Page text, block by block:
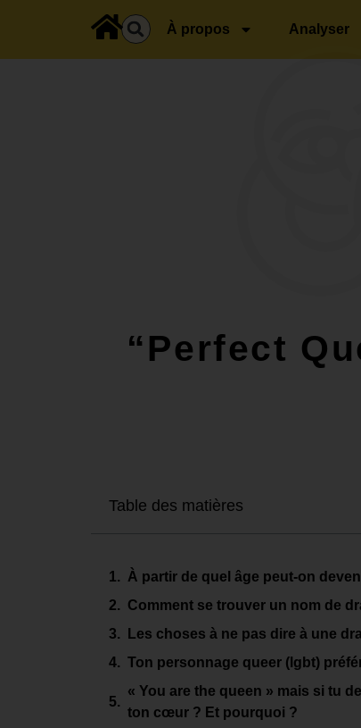
À propos Analyser
“Perfect
Table des matières
À partir de quel âge peut-on
Comment se trouver un nom de
Les choses à ne pas dire à une
Ton personnage queer (lgbt)
« You are the queen » mais si tu
ton cœur ? Et pourquoi ?